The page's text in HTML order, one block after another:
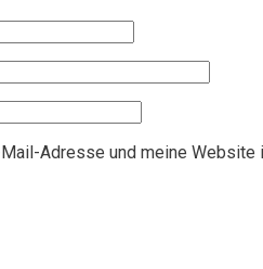
Mail-Adresse und meine